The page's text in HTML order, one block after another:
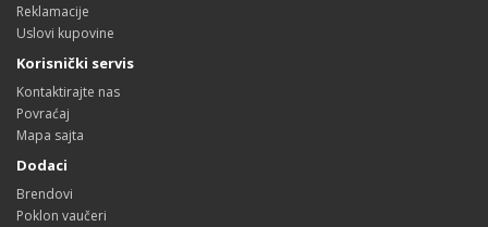
Reklamacije
Uslovi kupovine
Korisnički servis
Kontaktirajte nas
Povraćaj
Mapa sajta
Dodaci
Brendovi
Poklon vaučeri